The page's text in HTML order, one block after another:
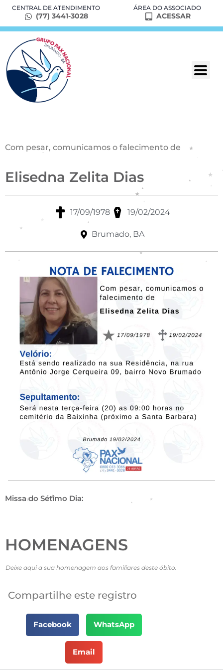
CENTRAL DE ATENDIMENTO
(77) 3441-3028
ÁREA DO ASSOCIADO
ACESSAR
Com pesar, comunicamos o falecimento de
Elisedna Zelita Dias
17/09/1978 19/02/2024
Brumado, BA
Missa do Sétimo Dia:
HOMENAGENS
Deixe aqui a sua homenagem aos familiares deste óbito.
Compartilhe este registro
Facebook WhatsApp
Email